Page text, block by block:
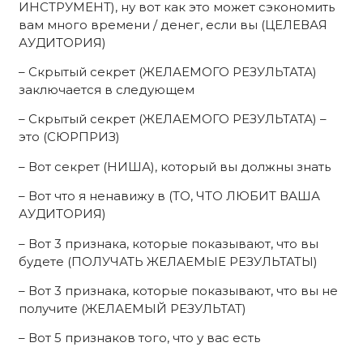
ИНСТРУМЕНТ), ну вот как это может сэкономить
вам много времени / денег, если вы (ЦЕЛЕВАЯ
АУДИТОРИЯ)
– Скрытый секрет (ЖЕЛАЕМОГО РЕЗУЛЬТАТА)
заключается в следующем
– Скрытый секрет (ЖЕЛАЕМОГО РЕЗУЛЬТАТА) –
это (СЮРПРИЗ)
– Вот секрет (НИША), который вы должны знать
– Вот что я ненавижу в (ТО, ЧТО ЛЮБИТ ВАША
АУДИТОРИЯ)
– Вот 3 признака, которые показывают, что вы
будете (ПОЛУЧАТЬ ЖЕЛАЕМЫЕ РЕЗУЛЬТАТЫ)
– Вот 3 признака, которые показывают, что вы не
получите (ЖЕЛАЕМЫЙ РЕЗУЛЬТАТ)
– Вот 5 признаков того, что у вас есть